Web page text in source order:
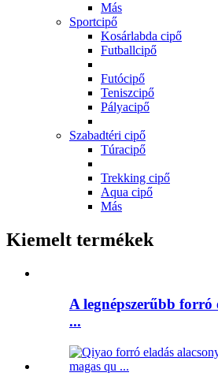
Más
Sportcipő
Kosárlabda cipő
Futballcipő
Futócipő
Teniszcipő
Pályacipő
Szabadtéri cipő
Túracipő
Trekking cipő
Aqua cipő
Más
Kiemelt termékek
A legnépszerűbb forró
...